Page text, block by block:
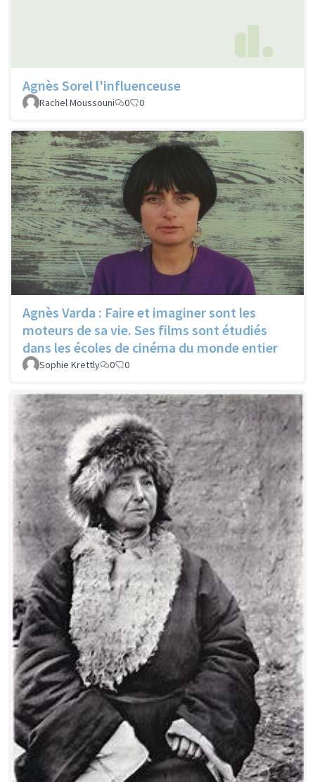
Agnès Sorel l'influenceuse
Rachel Moussouni 0 0
Agnès Varda : Faire et imaginer sont les
moteurs de sa vie. Ses films sont étudiés
dans les écoles de cinéma du monde entier
Sophie Krettly 0 0